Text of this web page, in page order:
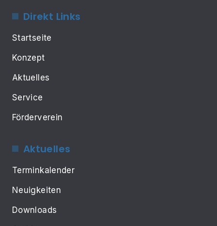
Direkt Links
Startseite
Konzept
Aktuelles
Service
Förderverein
Aktuelles
Terminkalender
Neuigkeiten
Downloads